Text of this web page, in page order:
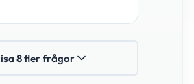
8 fler frågor